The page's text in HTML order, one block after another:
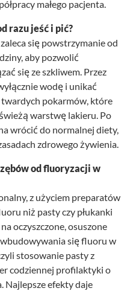
małego pacjenta.
razu jeść i pić?
się powstrzymanie od
aby pozwolić
się ze szkliwem. Przez
wodę i unikać
pokarmów, które
warstwę lakieru. Po
wrócić do normalnej diety,
zdrowego żywienia.
od fluoryzacji w
z użyciem preparatów
niż pasty czy płukanki
oczyszczone, osuszone
się fluoru w
stosowanie pasty z
codziennej profilaktyki o
Najlepsze efekty daje